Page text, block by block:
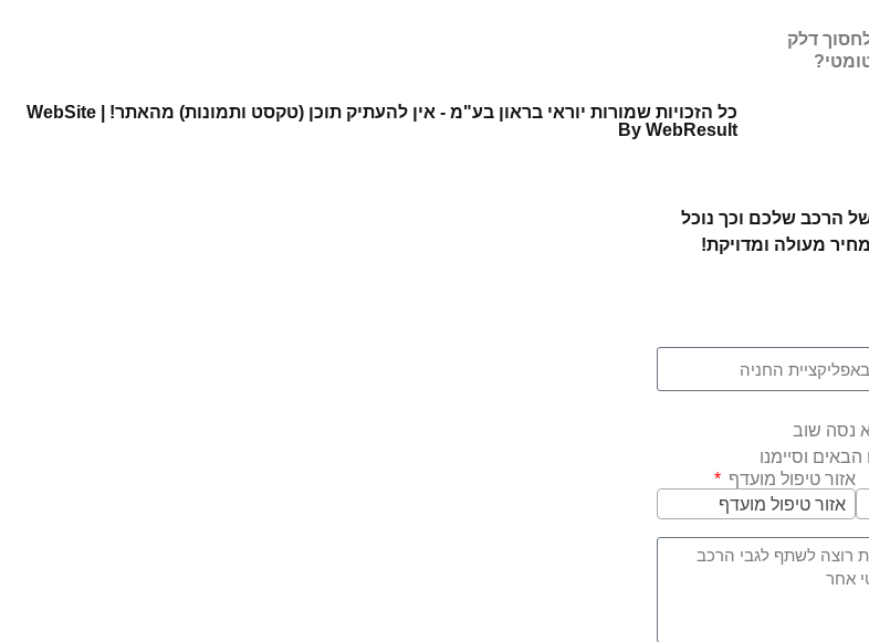
דלק
כל הזכויות שמורות יוראי בראון בע"מ - אין להעתיק תוכן (טקסט ותמונות) מהאתר! | WebSite
By WebResult
הרכב שלכם וכך נוכל
מעולה ומדויקת!
נסה שוב
וסיימנו
אזור טיפול מועדף
אזור טיפול מועדף